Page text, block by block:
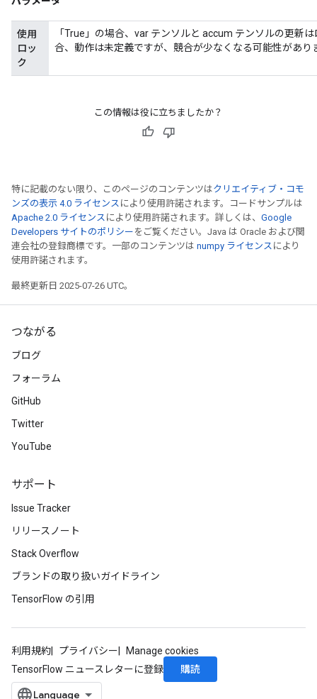
使用
ロッ
ク
「True」の場合、var テンソルと accum テンソルの更新
合、動作は未定義ですが、競合が少なくなる可能性があり
この情報は役に立ちましたか？
特に記載のない限り、このページのコンテンツはクリエイティブ・コモ
ンズの表示 4.0 ライセンス により使用許諾されます。コードサンプルは
Apache 2.0 ライセンス により使用許諾されます。詳しくは、 Google
Developers サイトのポリシー をご覧ください。Java は Oracle および関
連会社の登録商標です。一部のコンテンツは numpy ライセンス により
使用許諾されます。
最終更新日 2025-07-26 UTC。
つながる
ブログ
フォーラム
GitHub
Twitter
YouTube
サポート
Issue Tracker
リリースノート
Stack Overflow
ブランドの取り扱いガイドライン
TensorFlow の引用
利用規約 プライバシー
Manage cookies
TensorFlow ニュースレターに登録
購読